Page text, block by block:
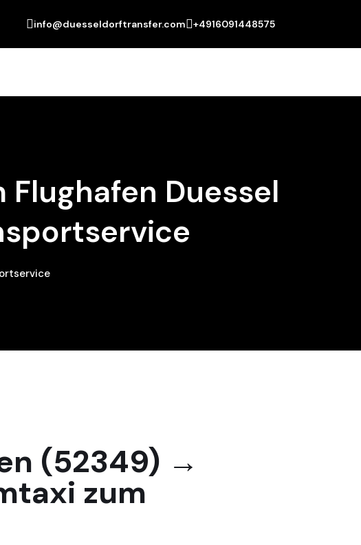
info@duesseldorftransfer.com +4916091448575
Duessel
(52349) →
zum